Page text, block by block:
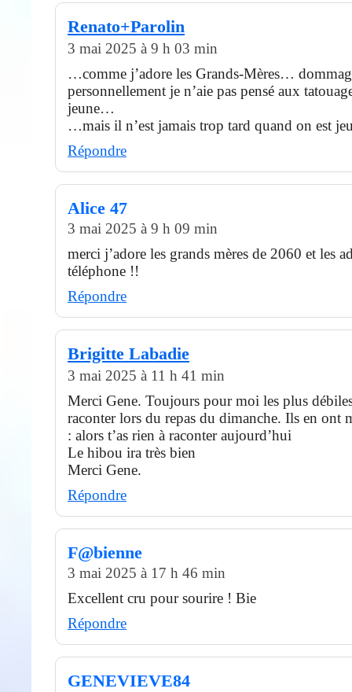
Renato+Parolin
3 mai 2025 à 9 h 03 min
…comme j’adore les Grands-Mères…
personnellement je n’aie pas pensé aux
jeune…
…mais il n’est jamais trop tard quand on est
Répondre
Alice 47
3 mai 2025 à 9 h 09 min
merci j’adore les grands mères de 2060 et les
téléphone !!
Répondre
Brigitte Labadie
3 mai 2025 à 11 h 41 min
Merci Gene. Toujours pour moi les plus
raconter lors du repas du dimanche. Ils en ont
: alors t’as rien à raconter aujourd’hui
Le hibou ira très bien
Merci Gene.
Répondre
F@bienne
3 mai 2025 à 17 h 46 min
Excellent cru pour sourire ! Bie
Répondre
GENEVIEVE84